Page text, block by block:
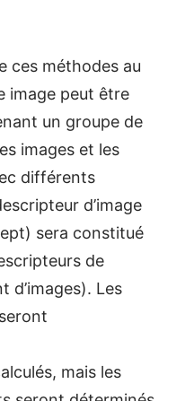
ces méthodes au
image peut être
un groupe de
images et les
différents
d’image
sera constitué
de
d’images). Les
mais les